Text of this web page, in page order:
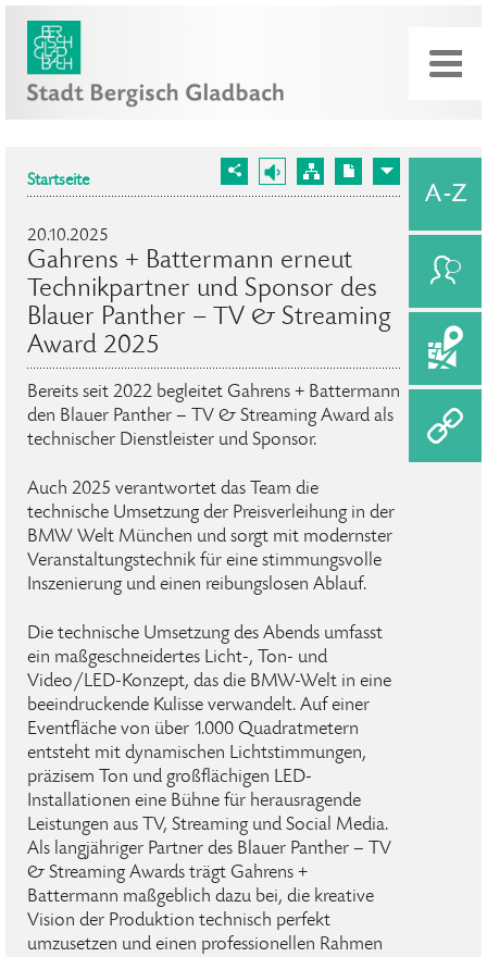
Startseite
20.10.2025
Gahrens + Battermann erneut
Technikpartner und Sponsor des
Blauer Panther – TV & Streaming
Award 2025
Bereits seit 2022 begleitet Gahrens + Battermann
den Blauer Panther – TV & Streaming Award als
technischer Dienstleister und Sponsor.
Auch 2025 verantwortet das Team die
technische Umsetzung der Preisverleihung in der
BMW Welt München und sorgt mit modernster
Veranstaltungstechnik für eine stimmungsvolle
Inszenierung und einen reibungslosen Ablauf.
Die technische Umsetzung des Abends umfasst
ein maßgeschneidertes Licht-, Ton- und
Video/LED-Konzept, das die BMW-Welt in eine
beeindruckende Kulisse verwandelt. Auf einer
Eventfläche von über 1.000 Quadratmetern
entsteht mit dynamischen Lichtstimmungen,
präzisem Ton und großflächigen LED-
Installationen eine Bühne für herausragende
Leistungen aus TV, Streaming und Social Media.
Als langjähriger Partner des Blauer Panther – TV
& Streaming Awards trägt Gahrens +
Battermann maßgeblich dazu bei, die kreative
Vision der Produktion technisch perfekt
umzusetzen und einen professionellen Rahmen